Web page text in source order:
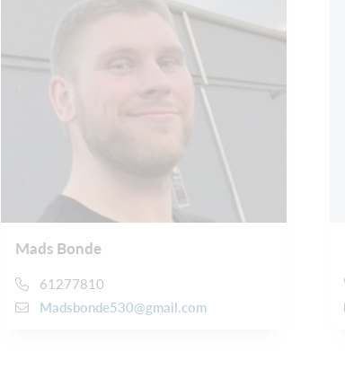
Mads Bonde
61277810
Madsbonde530@gmail.com